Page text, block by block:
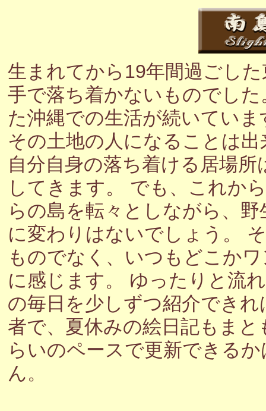
生まれてから19年間過ごし
手で落ち着かないものでし
た沖縄での生活が続いてい
その土地の人になることは
自分自身の落ち着ける居場
してきます。 でも、これか
らの島を転々としながら、
に変わりはないでしょう。
ものでなく、いつもどこか
に感じます。 ゆったりと流
の毎日を少しずつ紹介でき
者で、夏休みの絵日記もま
らいのペースで更新できる
ん。